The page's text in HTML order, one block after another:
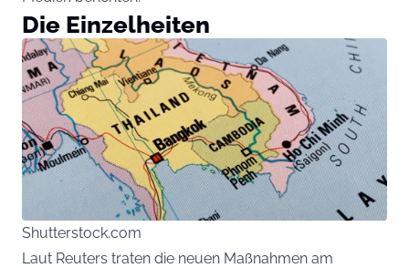
Die Einzelheiten
Shutterstock.com
Laut Reuters traten die neuen Maßnahmen am